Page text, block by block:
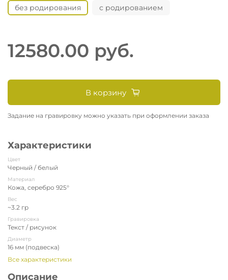
без родирования с родированием
Задание на гравировку можно указать при оформлении заказа
12580.00 руб.
В корзину
Характеристики
Цвет
Черный / белый
Материал
Кожа, серебро 925°
Вес
~3.2 гр
Гравировка
Текст / рисунок
Диаметр
16 мм (подвеска)
Все характеристики
Описание